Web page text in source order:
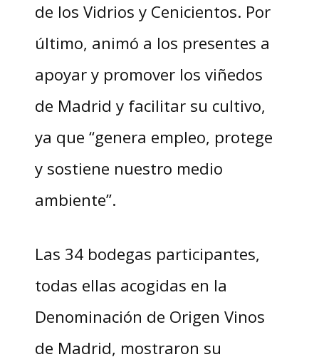
de los Vidrios y Cenicientos. Por
último, animó a los presentes a
apoyar y promover los viñedos
de Madrid y facilitar su cultivo,
ya que “genera empleo, protege
y sostiene nuestro medio
ambiente”.
Las 34 bodegas participantes,
todas ellas acogidas en la
Denominación de Origen Vinos
de Madrid, mostraron su